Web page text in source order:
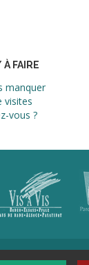
FAIRE
manquer
visites
vous ?